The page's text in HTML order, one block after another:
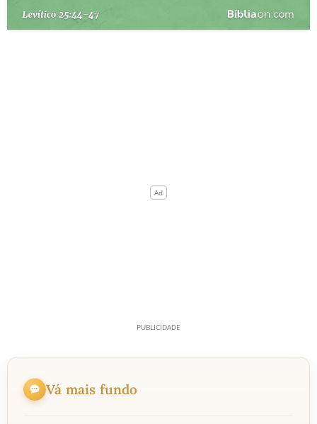
Vá mais fundo